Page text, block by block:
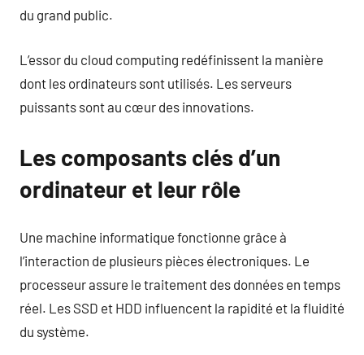
du grand public.
L’essor du cloud computing redéfinissent la manière
dont les ordinateurs sont utilisés. Les serveurs
puissants sont au cœur des innovations.
Les composants clés d’un
ordinateur et leur rôle
Une machine informatique fonctionne grâce à
l’interaction de plusieurs pièces électroniques. Le
processeur assure le traitement des données en temps
réel. Les SSD et HDD influencent la rapidité et la fluidité
du système.